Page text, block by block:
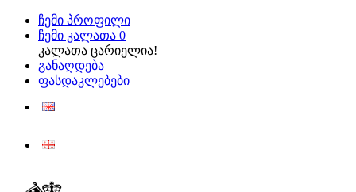
ჩემი პროფილი
ჩემი კალათა 0
კალათა ცარიელია!
განაღდება
ფასდაკლებები